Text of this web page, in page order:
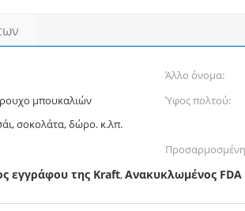
Άλλο όνομα:
μπουκαλιών
σοκολάτα, δώρο. κ.λπ.
Ύφος πολτού:
εγγράφου της Kraft,Ανακυκλωμένος